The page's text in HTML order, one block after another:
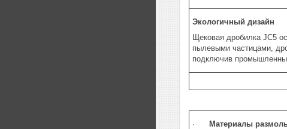
Экологичный дизайн
Щековая дробилка JC5
пылевыми частицами,
подключив
· Материалы